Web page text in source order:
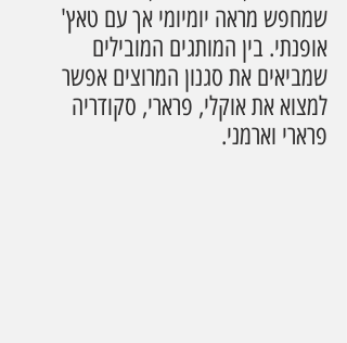
שמחפש מראה יומיומי אך עם טאץ'
אופנתי. בין המותגים המובילים
שמביאים את סגנון המרוצים אפשר
למצוא את אוקלי, פרארי, סקודריה
פרארי וארמני.